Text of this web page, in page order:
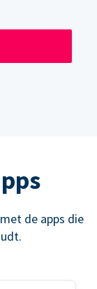
de apps die